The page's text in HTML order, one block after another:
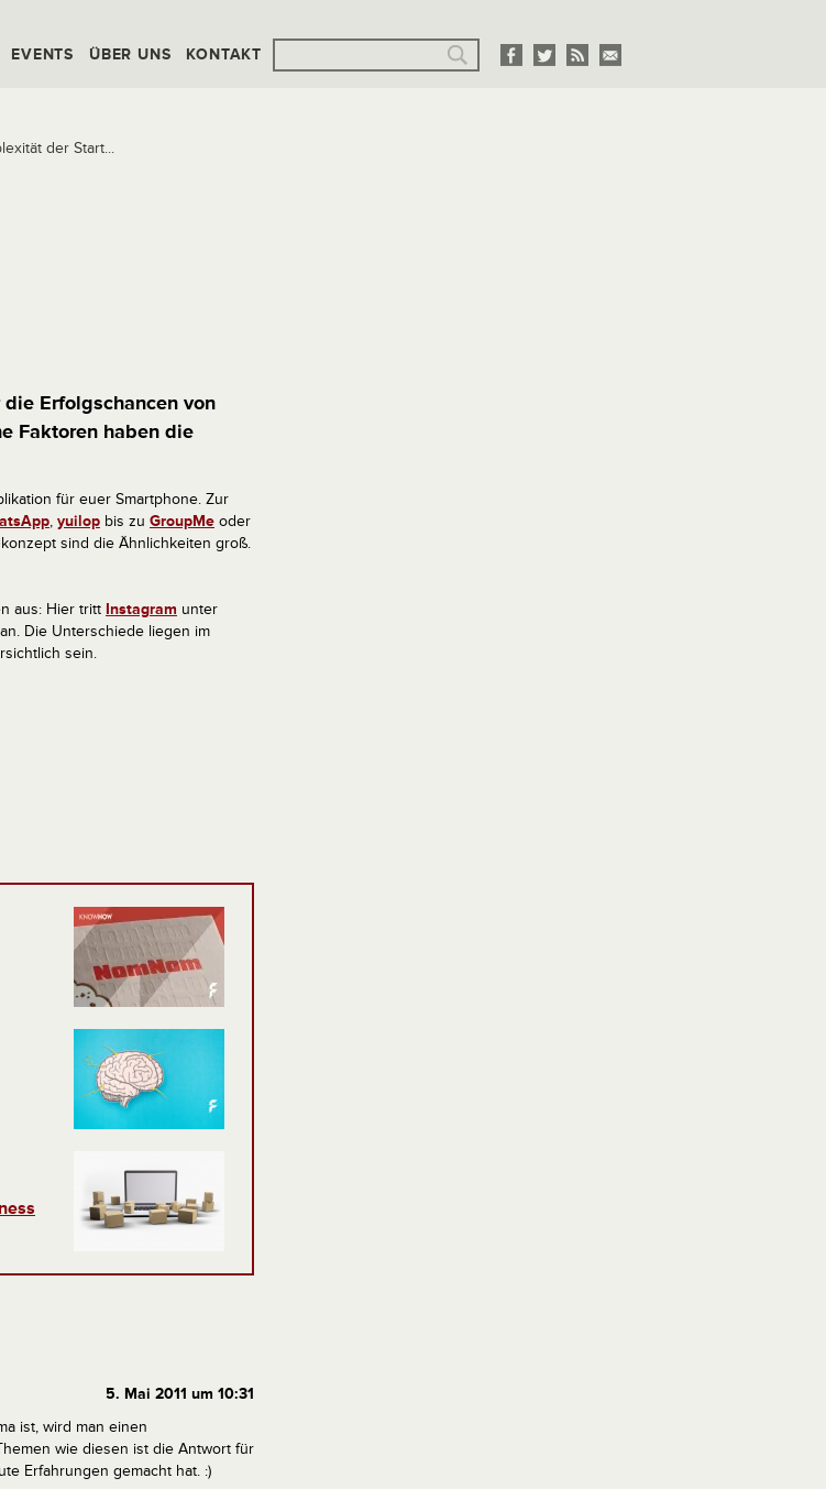
EVENTS ÜBER UNS KONTAKT
der Start...
Erfolgschancen von
Faktoren haben die
für euer Smartphone. Zur
, yuilop bis zu GroupMe oder
sind die Ähnlichkeiten groß.
aus: Hier tritt Instagram unter
an. Die Unterschiede liegen im
sein.
5. Mai 2011 um 10:31
ist, wird man einen
wie diesen ist die Antwort für
Erfahrungen gemacht hat. :)